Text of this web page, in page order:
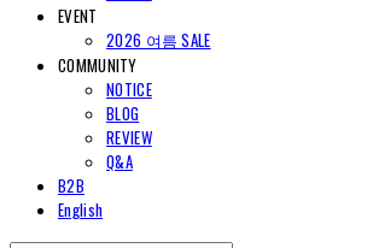
EVENT
2026 여름 SALE
COMMUNITY
NOTICE
BLOG
REVIEW
Q&A
B2B
English